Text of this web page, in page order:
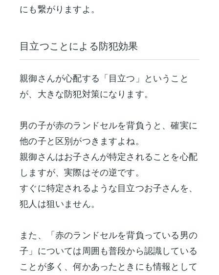
にも繋がりますよ。
目立つことによる防犯効果
親御さんが心配する「目立つ」ということ
が、大きな防犯対策になります。
男の子が赤のランドセルを背負うと、確実に
他の子と区別がつきますよね。
親御さんはお子さんが特定されることを心配
しますが、実際はその逆です。
すぐに特定されるような目立つお子さんを、
犯人は狙いません。
また、「赤のランドセルを背負っている男の
子」については周囲も普段から認識している
ことが多く、何かあったときにも情報として